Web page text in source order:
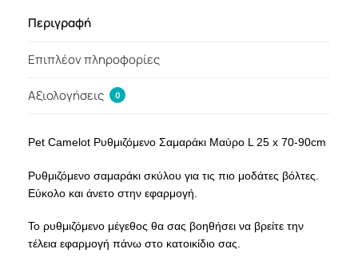
Περιγραφή
Επιπλέον πληροφορίες
Αξιολογήσεις 0
Pet Camelot Ρυθμιζόμενο Σαμαράκι Μαύρο L 25 x 70-90cm
Ρυθμιζόμενο σαμαράκι σκύλου για τις πιο μοδάτες βόλτες.
Εύκολο και άνετο στην εφαρμογή.
Το ρυθμιζόμενο μέγεθος θα σας βοηθήσει να βρείτε την
τέλεια εφαρμογή πάνω στο κατοικίδιο σας.